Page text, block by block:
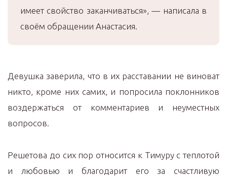
имеет свойство заканчиваться», — написала в
своём обращении Анастасия.
Девушка заверила, что в их расставании не виноват
никто, кроме них самих, и попросила поклонников
воздержаться от комментариев и неуместных
вопросов.
Решетова до сих пор относится к Тимуру с теплотой
и любовью и благодарит его за счастливую